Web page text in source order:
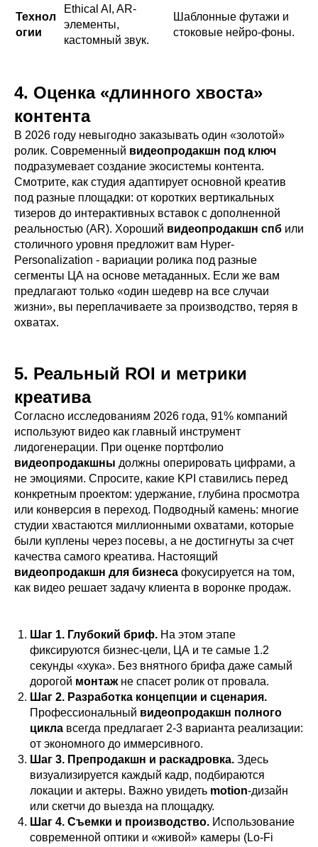
Технол
огии
Ethical AI, AR-
элементы,
кастомный звук.
Шаблонные футажи и
стоковые нейро-фоны.
4. Оценка «длинного хвоста»
контента
В 2026 году невыгодно заказывать один «золотой»
ролик. Современный видеопродакшн под ключ
подразумевает создание экосистемы контента.
Смотрите, как студия адаптирует основной креатив
под разные площадки: от коротких вертикальных
тизеров до интерактивных вставок с дополненной
реальностью (AR). Хороший видеопродакшн спб или
столичного уровня предложит вам Hyper-
Personalization - вариации ролика под разные
сегменты ЦА на основе метаданных. Если же вам
предлагают только «один шедевр на все случаи
жизни», вы переплачиваете за производство, теряя в
охватах.
5. Реальный ROI и метрики
креатива
Согласно исследованиям 2026 года, 91% компаний
используют видео как главный инструмент
лидогенерации. При оценке портфолио
видеопродакшны должны оперировать цифрами, а
не эмоциями. Спросите, какие KPI ставились перед
конкретным проектом: удержание, глубина просмотра
или конверсия в переход. Подводный камень: многие
студии хвастаются миллионными охватами, которые
были куплены через посевы, а не достигнуты за счет
качества самого креатива. Настоящий
видеопродакшн для бизнеса фокусируется на том,
как видео решает задачу клиента в воронке продаж.
Шаг 1. Глубокий бриф. На этом этапе
фиксируются бизнес-цели, ЦА и те самые 1.2
секунды «хука». Без внятного брифа даже самый
дорогой монтажне спасет ролик от провала.
Шаг 2. Разработка концепции и сценария.
Профессиональный видеопродакшн полного
цикла всегда предлагает 2-3 варианта реализации:
от экономного до иммерсивного.
Шаг 3. Препродакшн и раскадровка. Здесь
визуализируется каждый кадр, подбираются
локации и актеры. Важно увидеть motion-дизайн
или скетчи до выезда на площадку.
Шаг 4. Съемки и производство. Использование
современной оптики и «живой» камеры (Lo-Fi